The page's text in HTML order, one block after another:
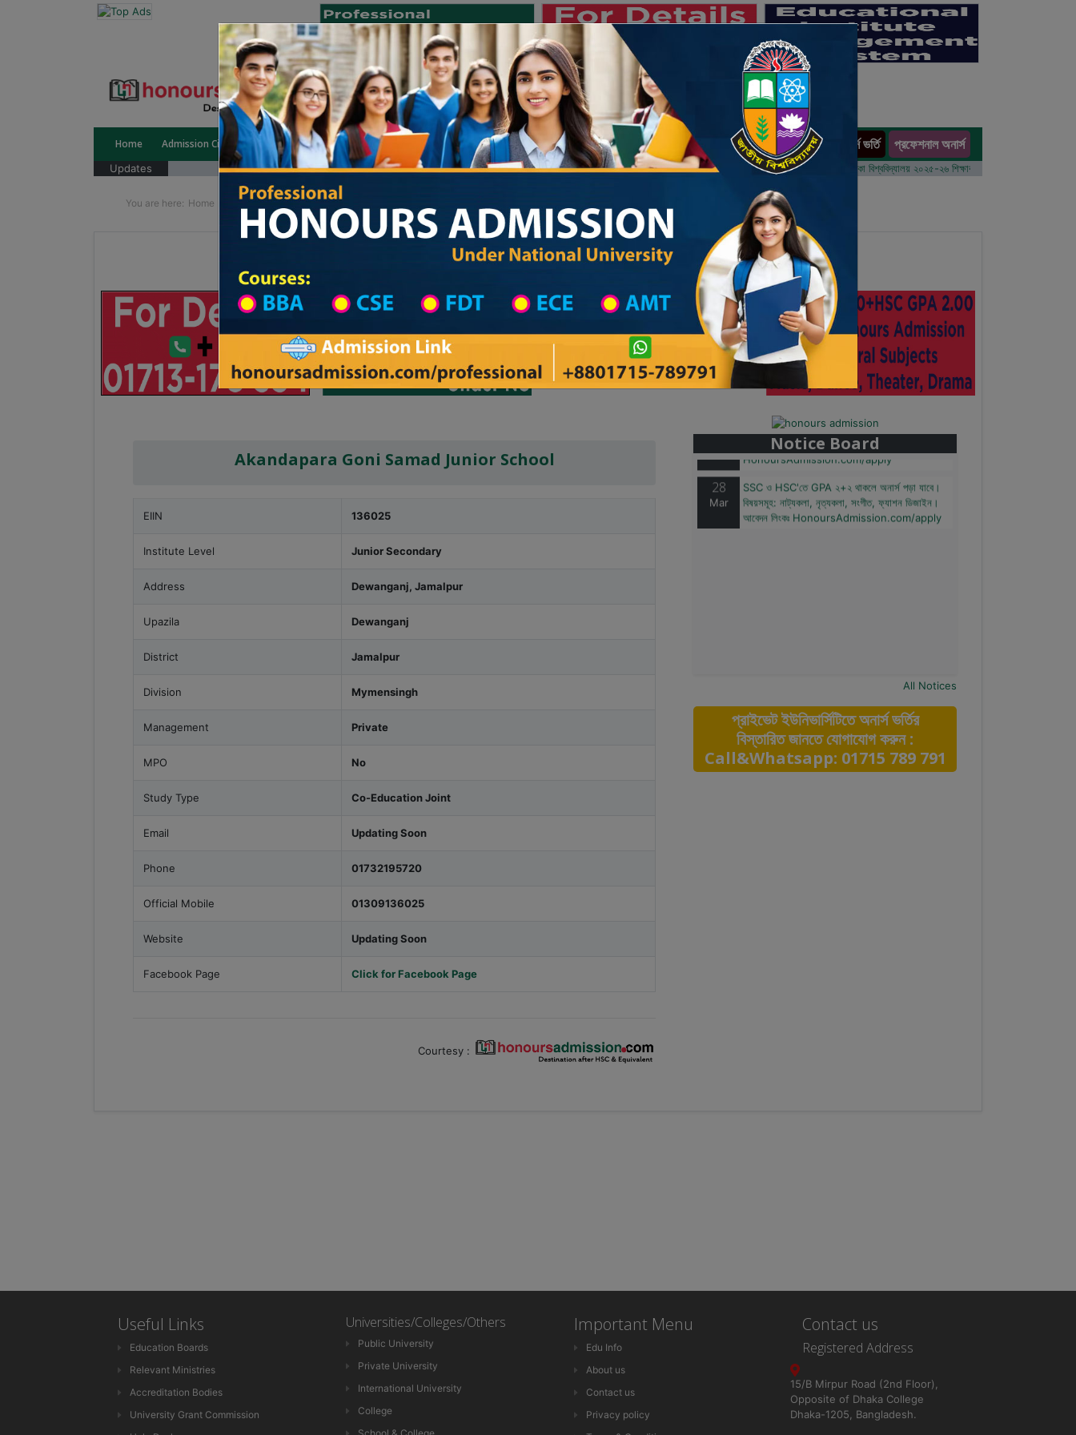
Home Admission Circular Public University Private University International University University College Results অনার্স ভর্তি প্রফেশনাল অনার্স
Updates জাতীয় বিশ্ববিদ্যালয় ২০২৫-২৬ শিক্ষাবর্ষের ১ম বর্ষের ভর্তি আবেদন বিজ্ঞপ্তি ঢাকা বিশ্ববিদ্যালয় ২০২৫-২৬ শিক্ষাবর্ষে আন্ডারগ্র্যাজুয়েট প্রোগ্রামে
You are here: Home School Category High School in Jamalpur Wise
Private University Admission
Akandapara Goni Samad Junior School
EIIN 136025
Institute Level Junior Secondary
Address Dewanganj, Jamalpur
Upazila Dewanganj
District Jamalpur
Division Mymensingh
Management Private
MPO No
Study Type Co-Education Joint
Email Updating Soon
Phone 01732195720
Official Mobile 01309136025
Website Updating Soon
Facebook Page Click for Facebook Page
Courtesy :
Notice Board
২০টির অধিক বিষয়, ৪ বছরে মোট খরচ ২ লক্ষ থেকে ৫ লক্ষ
টাকা। আবেদন লিংকঃ
HonoursAdmission.com/apply
28
Mar
বিষয়সমূহ: নাট্যকলা, নৃত্যকলা, সংগীত, ফ্যাশন ডিজাইন।
আবেদন লিংকঃ HonoursAdmission.com/apply
All Notices
প্রাইভেট ইউনিভার্সিটিতে অনার্স ভর্তির
বিস্তারিত জানতে যোগাযোগ করুন :
Call&Whatsapp: 01715 789 791
Useful Links
Education Boards
Relevant Ministries
Accreditation Bodies
University Grant Commission
Universities/Colleges/Others
Public University
Private University
International University
College
Important Menu
Edu Info
About us
Contact us
Privacy policy
Contact us
Registered Address
15/B Mirpur Road (2nd Floor),
Opposite of Dhaka College
Dhaka-1205, Bangladesh.